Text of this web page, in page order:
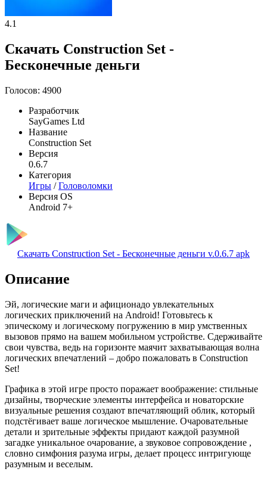
4.1
Скачать Construction Set -
Бесконечные деньги
Голосов: 4900
Разработчик
SayGames Ltd
Название
Construction Set
Версия
0.6.7
Категория
Игры /Головоломки
Версия OS
Android 7+
Скачать Construction Set - Бесконечные деньги v.0.6.7 apk
Описание
Эй, логические маги и афиционадо увлекательных
логических приключений на Android! Готовьтесь к
эпическому и логическому погружению в мир умственных
вызовов прямо на вашем мобильном устройстве. Сдерживайте
свои чувства, ведь на горизонте маячит захватывающая волна
логических впечатлений – добро пожаловать в Construction
Set!
Графика в этой игре просто поражает воображение: стильные
дизайны, творческие элементы интерфейса и новаторские
визуальные решения создают впечатляющий облик, который
подстёгивает ваше логическое мышление. Очаровательные
детали и зрительные эффекты придают каждой разумной
загадке уникальное очарование, а звуковое сопровождение ,
словно симфония разума игры, делает процесс интригующе
разумным и веселым.